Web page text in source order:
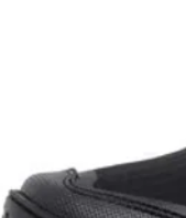
Catraca rotativa
ajuste do ângulo e
Fita emborrachada
Conta com fivelas
Passador de cinto